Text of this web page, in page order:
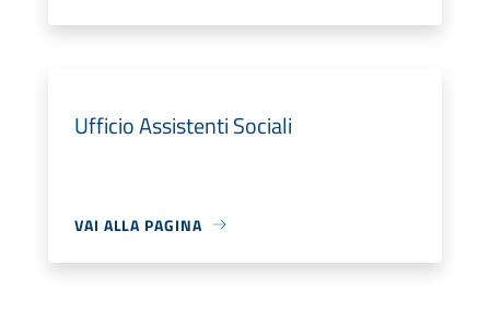
Ufficio Assistenti Sociali
VAI ALLA PAGINA